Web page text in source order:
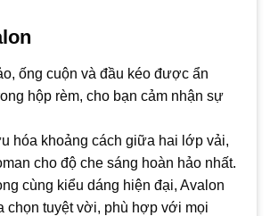
ống cuộn và đầu kéo được ẩn
hộp rèm, cho bạn cảm nhận sự
hóa khoảng cách giữa hai lớp vải,
cho độ che sáng hoàn hảo nhất.
cùng kiểu dáng hiện đại, Avalon
chọn tuyệt vời, phù hợp với mọi